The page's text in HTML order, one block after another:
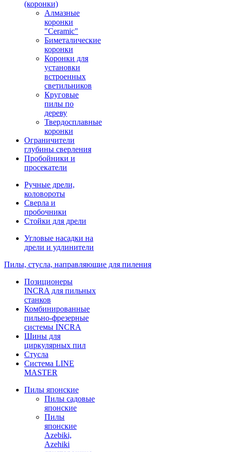
(коронки)
Алмазные
коронки
"Ceramic"
Биметалические
коронки
Коронки для
установки
встроенных
светильников
Круговые
пилы по
дереву
Твердосплавные
коронки
Ограничители
глубины сверления
Пробойники и
просекатели
Ручные дрели,
коловороты
Сверла и
пробочники
Стойки для дрели
Угловые насадки на
дрели и удлинители
Пилы, стусла, направляющие для пиления
Позиционеры
INCRA для пильных
станков
Комбинированные
пильно-фрезерные
системы INCRA
Шины для
циркулярных пил
Стусла
Система LINE
MASTER
Пилы японские
Пилы садовые
японские
Пилы
японские
Azebiki,
Azehiki